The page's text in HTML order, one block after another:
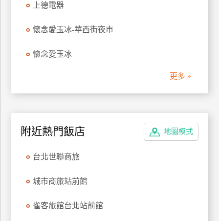
上德電器
懷念愛玉冰-華西街夜市
懷念愛玉冰
更多 »
地圖模式
附近熱門飯店
台北世聯商旅
城市商旅站前館
雀客旅館台北站前館